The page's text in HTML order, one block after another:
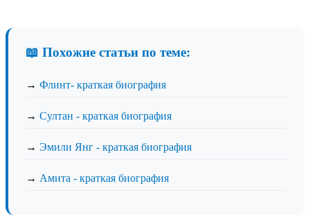
📖 Похожие статьи по теме:
→ Флинт- краткая биография
→ Султан - краткая биография
→ Эмили Янг - краткая биография
→ Амита - краткая биография